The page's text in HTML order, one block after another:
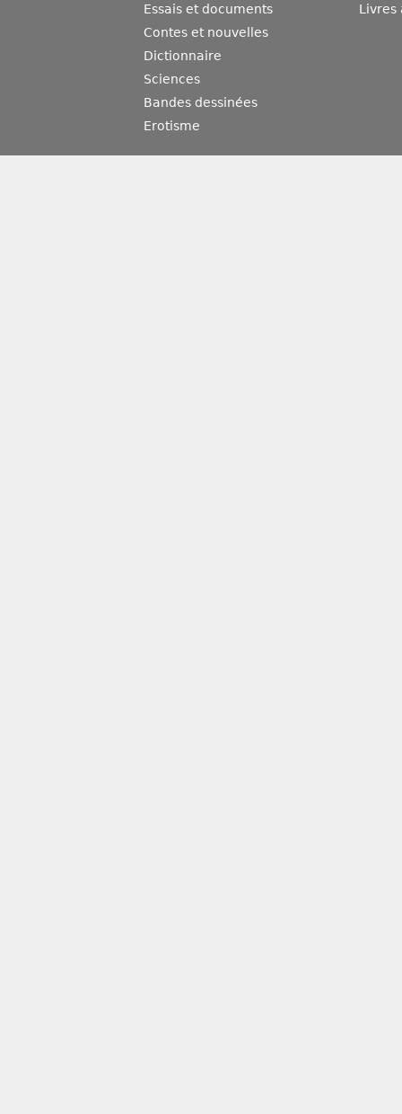
Essais et documents
Contes et nouvelles
Dictionnaire
Sciences
Bandes dessinées
Erotisme
Livres